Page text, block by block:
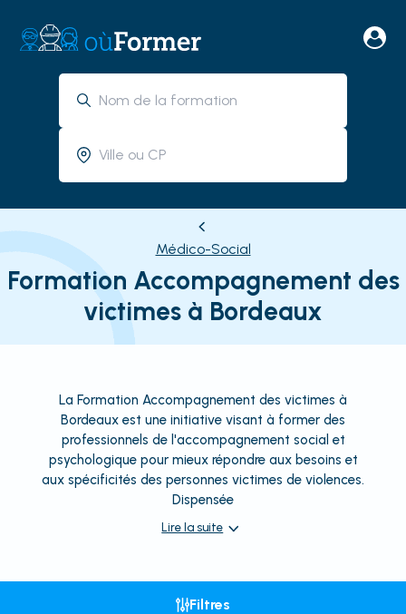
Médico-Social
Formation Accompagnement des
victimes à Bordeaux
La Formation Accompagnement des victimes à
Bordeaux est une initiative visant à former des
professionnels de l'accompagnement social et
psychologique pour mieux répondre aux besoins et
aux spécificités des personnes victimes de violences.
Dispensée
Lire la suite
Filtres